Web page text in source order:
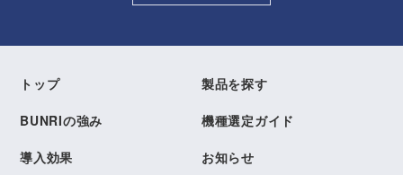
トップ
BUNRIの強み
導入効果
製品を探す
機種選定ガイド
お知らせ